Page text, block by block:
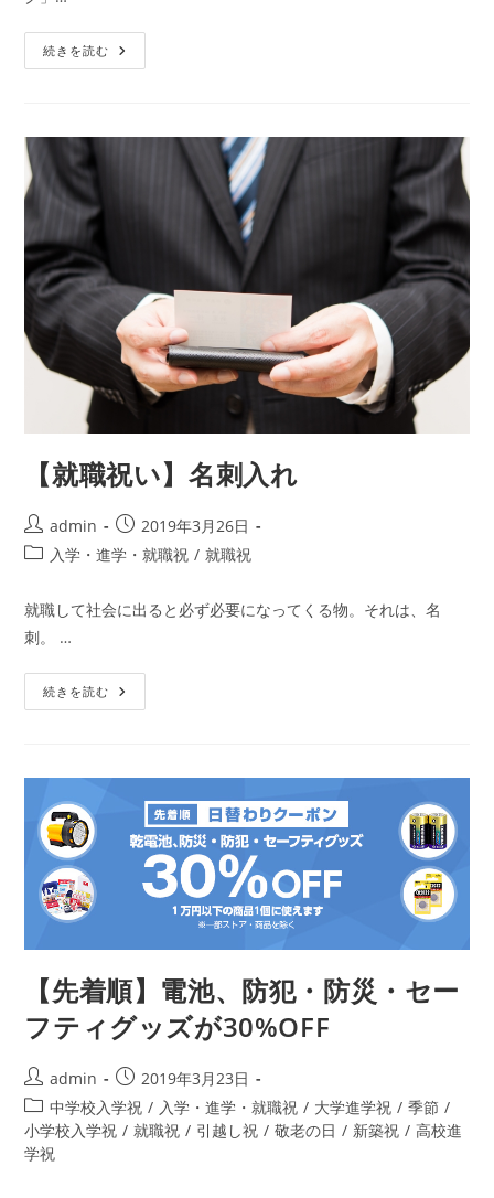
ー:
続きを読む 【先
着
ク
ト
ト
バ
ッ
グ
15%OFF
【就職祝い】名刺入れ
投
稿
admin
投
稿
日:
2019年3月26日
投
カ
テ
ゴ
リ
ー:
入学・進学・就職祝 / 就職祝
就職して社会に出ると必ず必要になってくる物。それは、名
刺。 …
続きを読む 【就
職
入
【先着順】電池、防犯・防災・セー
フティグッズが30%OFF
投
稿
者:
admin
投
稿
公
2019年3月23日
投
稿
カ
中学校入学祝 / 入学・進学・就職祝 / 大学進学祝 / 季節 /
小学校入学祝 / 就職祝 / 引越し祝 / 敬老の日 / 新築祝 / 高校進
学祝